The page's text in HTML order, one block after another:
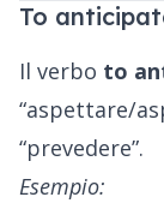
To
Il verbo to
“aspettare/
“prevedere”.
Esempio: